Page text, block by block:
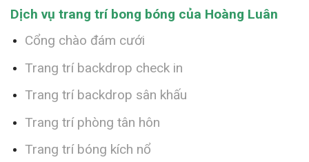
Dịch vụ trang trí bong bóng của Hoàng Luân
Cổng chào đám cưới
Trang trí backdrop check in
Trang trí backdrop sân khấu
Trang trí phòng tân hôn
Trang trí bóng kích nổ